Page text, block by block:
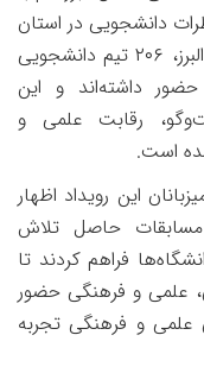
دانشجویی در استان
۲۰۶ تیم دانشجویی
داشته‌اند و این
رقابت علمی و
است.
این رویداد اظهار
حاصل تلاش
فراهم کردند تا
علمی و فرهنگی حضور
علمی و فرهنگی تجربه